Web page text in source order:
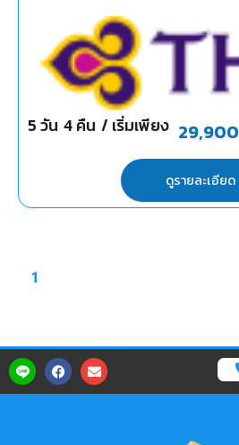
5วัน 4คืน / เริ่มเพียง 29,900
ดูรายละเอียด
1